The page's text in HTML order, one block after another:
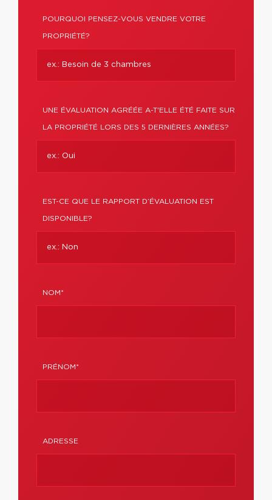
POURQUOI PENSEZ-VOUS VENDRE VOTRE
PROPRIÉTÉ?
UNE ÉVALUATION AGRÉÉE A-T'ELLE ÉTÉ FAITE SUR
LA PROPRIÉTÉ LORS DES 5 DERNIÈRES ANNÉES?
EST-CE QUE LE RAPPORT D’ÉVALUATION EST
DISPONIBLE?
NOM*
PRÉNOM*
ADRESSE